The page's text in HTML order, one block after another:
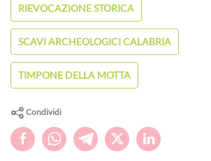
RIEVOCAZIONE STORICA
SCAVI ARCHEOLOGICI CALABRIA
TIMPONE DELLA MOTTA
Condividi